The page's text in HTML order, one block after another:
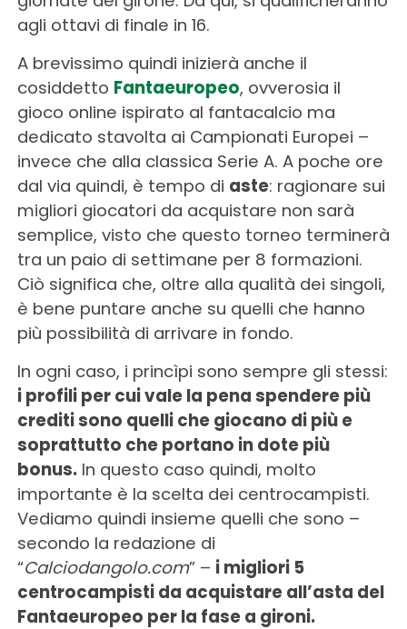
agli ottavi di finale in 16.
A brevissimo quindi inizierà anche il
cosiddetto Fantaeuropeo, ovverosia il
gioco online ispirato al fantacalcio ma
dedicato stavolta ai Campionati Europei –
invece che alla classica Serie A. A poche ore
dal via quindi, è tempo di aste: ragionare sui
migliori giocatori da acquistare non sarà
semplice, visto che questo torneo terminerà
tra un paio di settimane per 8 formazioni.
Ciò significa che, oltre alla qualità dei singoli,
è bene puntare anche su quelli che hanno
più possibilità di arrivare in fondo.
In ogni caso, i princìpi sono sempre gli stessi:
i profili per cui vale la pena spendere più
crediti sono quelli che giocano di più e
soprattutto che portano in dote più
bonus. In questo caso quindi, molto
importante è la scelta dei centrocampisti.
Vediamo quindi insieme quelli che sono –
secondo la redazione di
“Calciodangolo.com” – i migliori 5
centrocampisti da acquistare all’asta del
Fantaeuropeo per la fase a gironi.